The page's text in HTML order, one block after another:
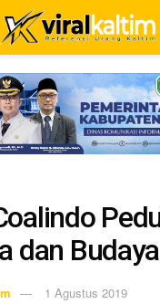
dan
1 Agustus 2019